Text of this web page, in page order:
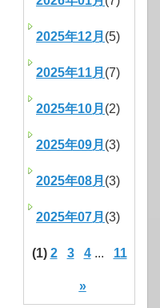
2025年12月 (5)
2025年11月 (7)
2025年10月 (2)
2025年09月 (3)
2025年08月 (3)
2025年07月 (3)
(1) 2 3 4... 11
»